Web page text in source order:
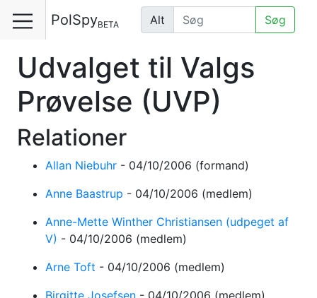
PolSpyBETA Alt Søg
Udvalget til Valgs
Prøvelse (UVP)
Relationer
Allan Niebuhr - 04/10/2006 (formand)
Anne Baastrup - 04/10/2006 (medlem)
Anne-Mette Winther Christiansen (udpeget af
V) - 04/10/2006 (medlem)
Arne Toft - 04/10/2006 (medlem)
Birgitte Josefsen - 04/10/2006 (medlem)